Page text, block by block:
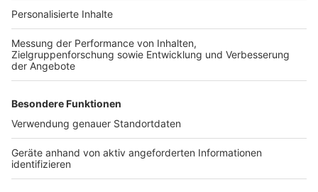
Ihre Baufirma auf bauen.de
Kostenloses Infogespräch